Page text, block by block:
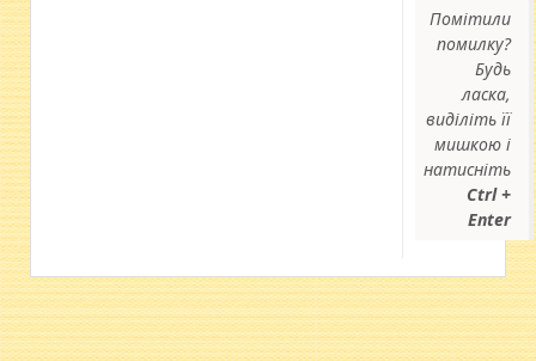
Помітили
помилку?
Будь
ласка,
виділіть її
мишкою і
натисніть
Ctrl +
Enter